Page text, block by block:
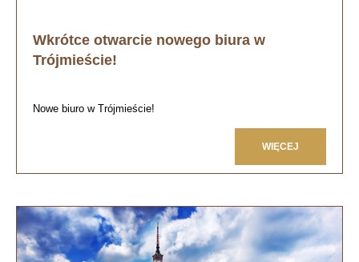
Wkrótce otwarcie nowego biura w
Trójmieście!
Nowe biuro w Trójmieście!
WIĘCEJ